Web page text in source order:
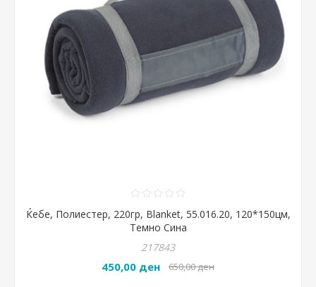
Ќебе, Полиестер, 220гр, Blanket, 55.016.20, 120*150цм,
Темно Сина
217843
450,00 ден 650,00 ден